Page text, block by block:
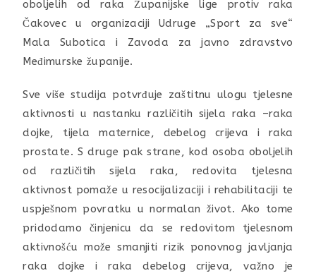
oboljelih od raka Županijske lige protiv raka
Čakovec u organizaciji Udruge „Sport za sve“
Mala Subotica i Zavoda za javno zdravstvo
Međimurske županije.
Sve više studija potvrđuje zaštitnu ulogu tjelesne
aktivnosti u nastanku različitih sijela raka –raka
dojke, tijela maternice, debelog crijeva i raka
prostate. S druge pak strane, kod osoba oboljelih
od različitih sijela raka, redovita tjelesna
aktivnost pomaže u resocijalizaciji i rehabilitaciji te
uspješnom povratku u normalan život. Ako tome
pridodamo činjenicu da se redovitom tjelesnom
aktivnošću može smanjiti rizik ponovnog javljanja
raka dojke i raka debelog crijeva, važno je